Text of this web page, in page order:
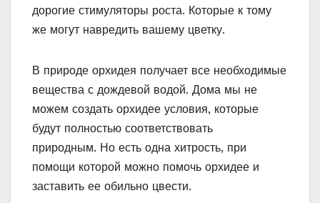
дорогие стимуляторы роста. Которые к тому
же могут навредить вашему цветку.
В природе орхидея получает все необходимые
вещества с дождевой водой. Дома мы не
можем создать орхидее условия, которые
будут полностью соответствовать
природным. Но есть одна хитрость, при
помощи которой можно помочь орхидее и
заставить ее обильно цвести.